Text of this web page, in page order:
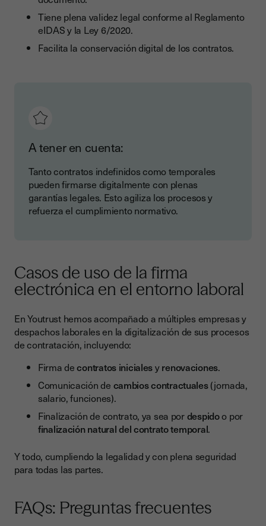
Tiene plena validez legal conforme al Reglamento
eIDAS y la Ley 6/2020.
Facilita la conservación digital de los contratos.
A tener en cuenta:
Tanto contratos indefinidos como temporales
pueden firmarse digitalmente con plenas
garantías legales. Esto agiliza los procesos y
refuerza el cumplimiento normativo.
Casos de uso de la firma
electrónica en el entorno laboral
En Youtrust hemos acompañado a múltiples empresas y
despachos laborales en la digitalización de sus procesos
de contratación, incluyendo:
Firma decontratos inicialesyrenovaciones.
Comunicación de cambios contractuales(jornada,
salario, funciones).
Finalización de contrato, ya sea pordespidoo por
finalización natural del contrato temporal.
Y todo, cumpliendo la legalidad y con plena seguridad
para todas las partes.
FAQs: Preguntas frecuentes